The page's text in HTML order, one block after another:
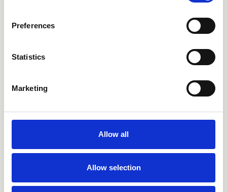
Preferences
Statistics
Marketing
Allow all
Allow selection
CRIPD440
CRIPD629 CRIPD650